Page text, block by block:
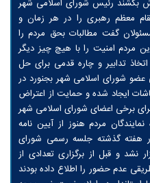
بکشند رئیس شورای اسلامی شهر
معظم رهبری را در هر زمان و
گفت مطالبات بحق مردم را
مردم امنیت را با هیچ چیز دیگر
تدابیر و چاره قدمی برای حل
عضو شورای اسلامی شهر بجنورد در
ایجاد شده و حمایت از اعتراض
برخی اعضای شورای اسلامی شهر
مردم هنوز از آیین نامه
در هفته گذشته جلسه رسمی شورای
نشد و قبل از برگزاری تعدادی از
عدم حضور را اطلاع داده بودند